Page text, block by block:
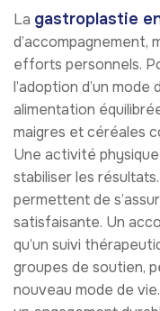
La gastroplastie
d’accompagnement,
efforts personnels.
l’adoption d’un
alimentation
maigres et céréales
Une activité
stabiliser les
permettent de
satisfaisante. Un
qu’un suivi
groupes de soutien,
nouveau mode de